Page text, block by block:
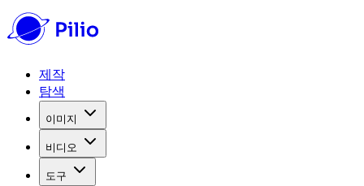
제작
탐색
이미지
비디오
도구